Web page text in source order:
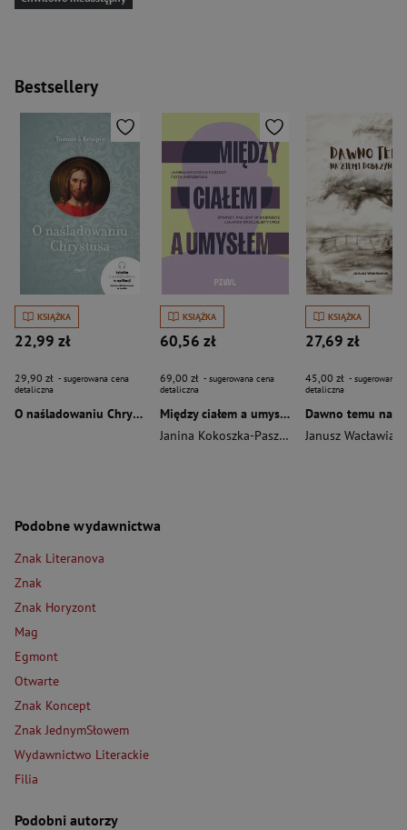
Bestsellery
KSIĄŻKA
22,99 zł
29,90 zł - sugerowana cena
detaliczna
O naśladowaniu Chrystusa wyd. 2026
KSIĄŻKA
60,56 zł
69,00 zł - sugerowana cena
detaliczna
Między ciałem a umysłem
Janina Kokoszka-Paszkot
Piotr Wierzbiński
KSIĄŻKA
27,69 zł
45,00 zł - sugerowana
detaliczna
Janusz Wacławiak
Podobne wydawnictwa
Znak Literanova
Znak
Znak Horyzont
Mag
Egmont
Otwarte
Znak Koncept
Znak JednymSłowem
Wydawnictwo Literackie
Filia
Podobni autorzy